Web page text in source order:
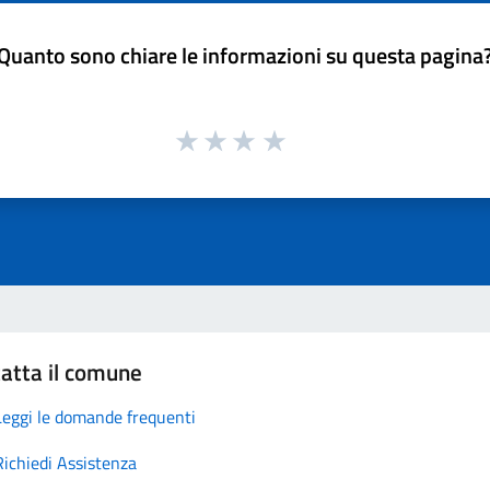
sono chiare le informazioni su questa
il comune
le domande frequenti
Assistenza